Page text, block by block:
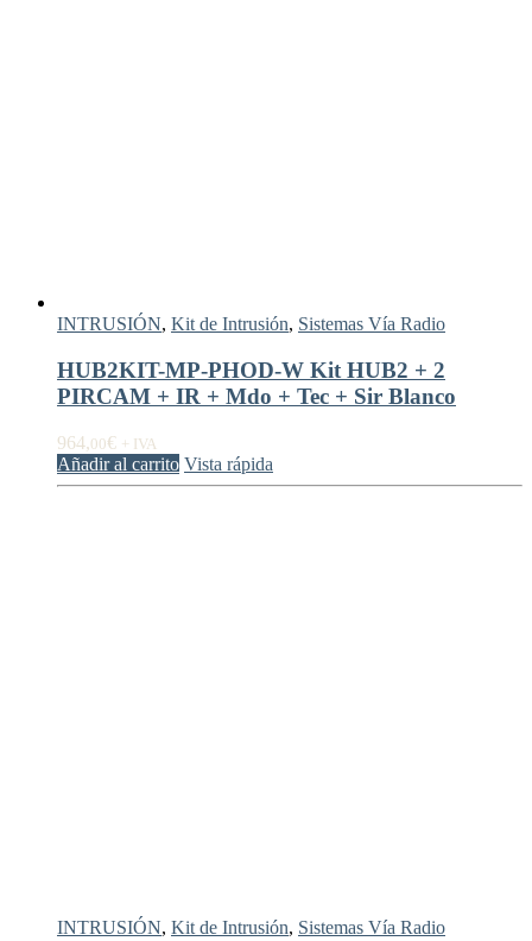
INTRUSIÓN, Kit de Intrusión, Sistemas Vía Radio
HUB2KIT-MP-PHOD-W Kit HUB2 + 2
PIRCAM + IR + Mdo + Tec + Sir Blanco
964,00€ + IVA
Añadir al carrito Vista rápida
INTRUSIÓN, Kit de Intrusión, Sistemas Vía Radio